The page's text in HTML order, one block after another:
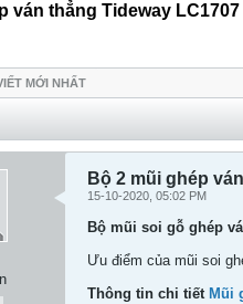
ván thẳng Tideway LC1707
MỚI NHẤT
Bộ 2 mũi ghép
15-10-2020, 05:02 PM
Bộ mũi soi gỗ ghép
Ưu điểm của mũi soi
Thông tin chi tiết Mũi